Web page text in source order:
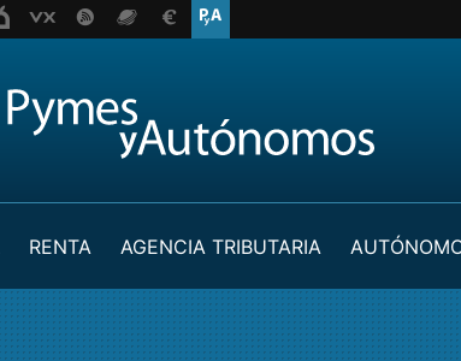
RENTA AGENCIA TRIBUTARIA